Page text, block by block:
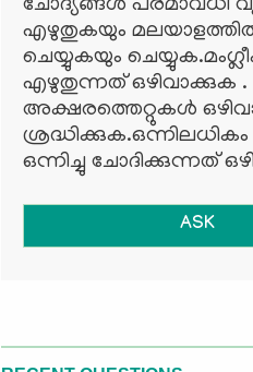
ചോദ്യങ്ങള്‍ പരമാവധി
എഴുതുകയും
ചെയ്യുകയും
എഴുതുന്നത് ഒഴിവാക്കുക .
അക്ഷരത്തെറ്റുകള്‍
ഒന്നിച്ചു ചോദിക്കുന്നത്
ASK